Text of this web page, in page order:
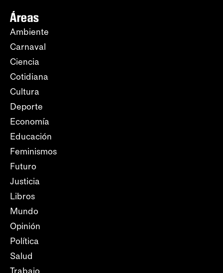
Áreas
Ambiente
Carnaval
Ciencia
Cotidiana
Cultura
Deporte
Economía
Educación
Feminismos
Futuro
Justicia
Libros
Mundo
Opinión
Política
Salud